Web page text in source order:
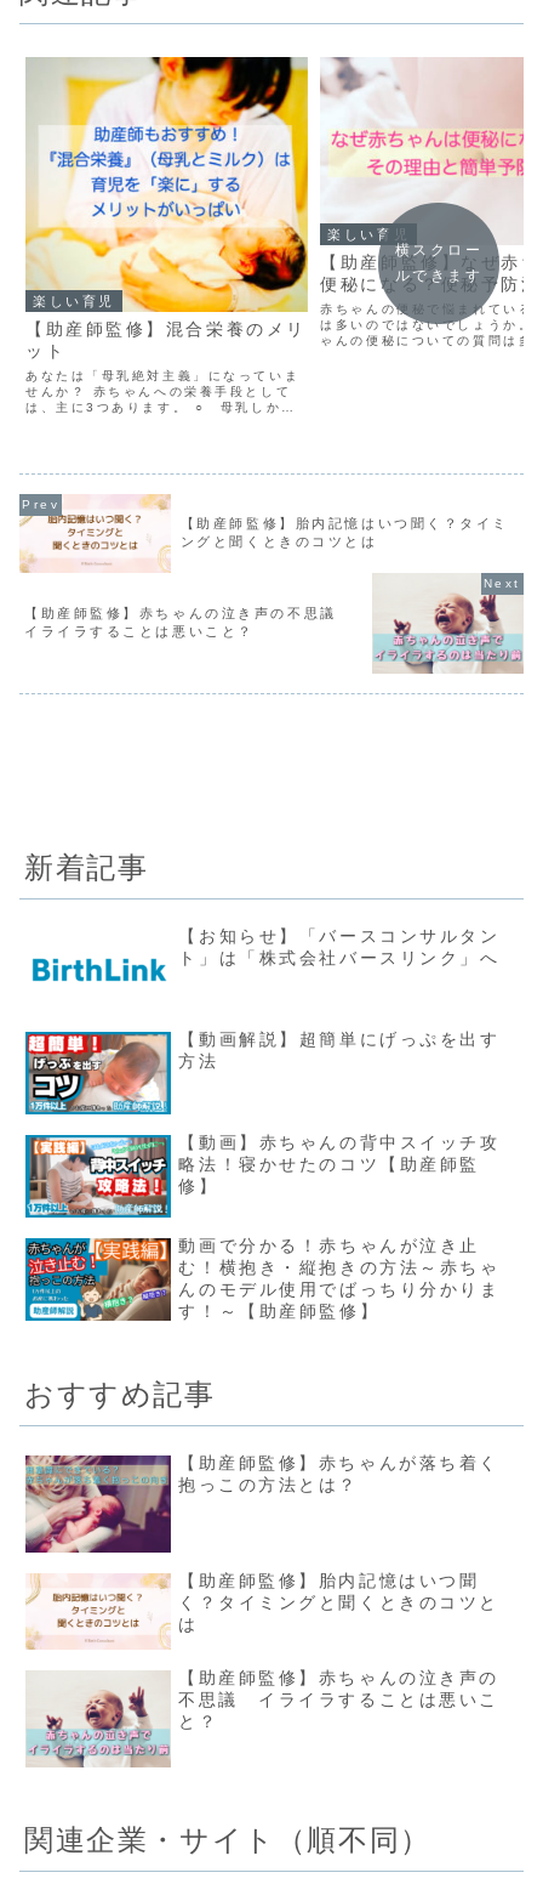
楽しい育児
【助産師監修】混合栄養のメリ
ット
あなたは「母乳絶対主義」になっていま
せんか？ 赤ちゃんへの栄養手段として
は、主に3つあります。 ○ 母乳しかあ
楽しい育児
【助産師監修】なぜ赤
便秘になる？便秘予防
赤ちゃんの便秘で悩まれている
は多いのではないでしょうか。
ゃんの便秘についての質問は多
横スクロー
ルできます
【助産師監修】胎内記憶はいつ聞く？タイミ
ングと聞くときのコツとは
【助産師監修】赤ちゃんの泣き声の不思議
イライラすることは悪いこと？
新着記事
【お知らせ】「バースコンサルタン
ト」は「株式会社バースリンク」へ
【動画解説】超簡単にげっぷを出す
方法
【動画】赤ちゃんの背中スイッチ攻
略法！寝かせたのコツ【助産師監
修】
動画で分かる！赤ちゃんが泣き止
む！横抱き・縦抱きの方法～赤ちゃ
んのモデル使用でばっちり分かりま
す！～【助産師監修】
おすすめ記事
【助産師監修】赤ちゃんが落ち着く
抱っこの方法とは？
【助産師監修】胎内記憶はいつ聞
く？タイミングと聞くときのコツと
は
【助産師監修】赤ちゃんの泣き声の
不思議 イライラすることは悪いこ
と？
関連企業・サイト（順不同）